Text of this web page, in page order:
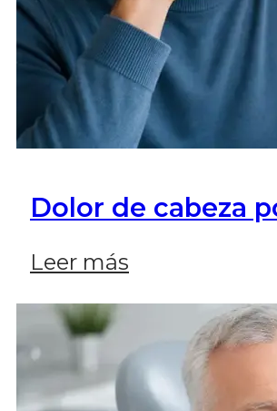
Dolor de cabeza
Leer más